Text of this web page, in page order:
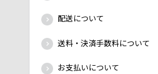
配送について
送料・決済手数料について
お支払いについて